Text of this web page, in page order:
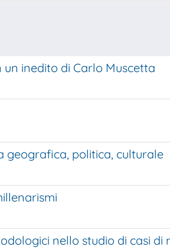
inedito di Carlo Muscetta
geografica, politica, culturale
nello studio di casi di